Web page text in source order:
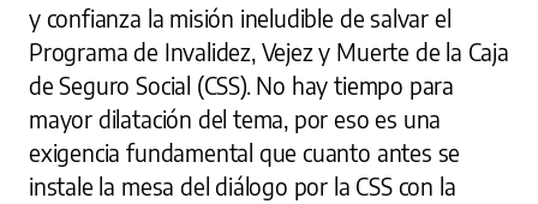
y confianza la misión ineludible de salvar el
Programa de Invalidez, Vejez y Muerte de la Caja
de Seguro Social (CSS). No hay tiempo para
mayor dilatación del tema, por eso es una
exigencia fundamental que cuanto antes se
instale la mesa del diálogo por la CSS con la